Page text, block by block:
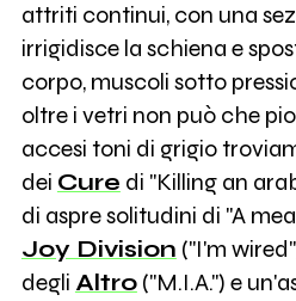
attriti continui, con una
irrigidisce la schiena e
corpo, muscoli sotto
oltre i vetri non può che
accesi toni di grigio
dei Cure di "Killing an
di aspre solitudini di "A
Joy Division ("I'm
degli Altro("M.I.A.") e